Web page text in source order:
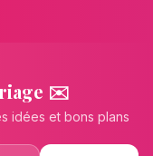
✉️
idées et bons plans